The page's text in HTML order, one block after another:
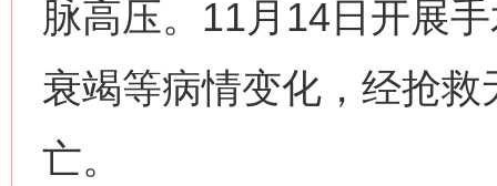
脉高压。11月14日开展
衰竭等病情变化，经抢
亡。